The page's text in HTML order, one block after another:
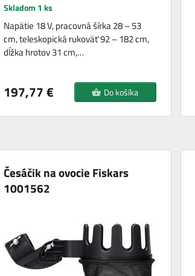
Skladom 1 ks
Napätie 18 V, pracovná šírka 28 – 53
cm, teleskopická rukoväť 92 – 182 cm,
dĺžka hrotov 31 cm,…
197,77 € Do košíka
Česáčik na ovocie Fiskars
1001562